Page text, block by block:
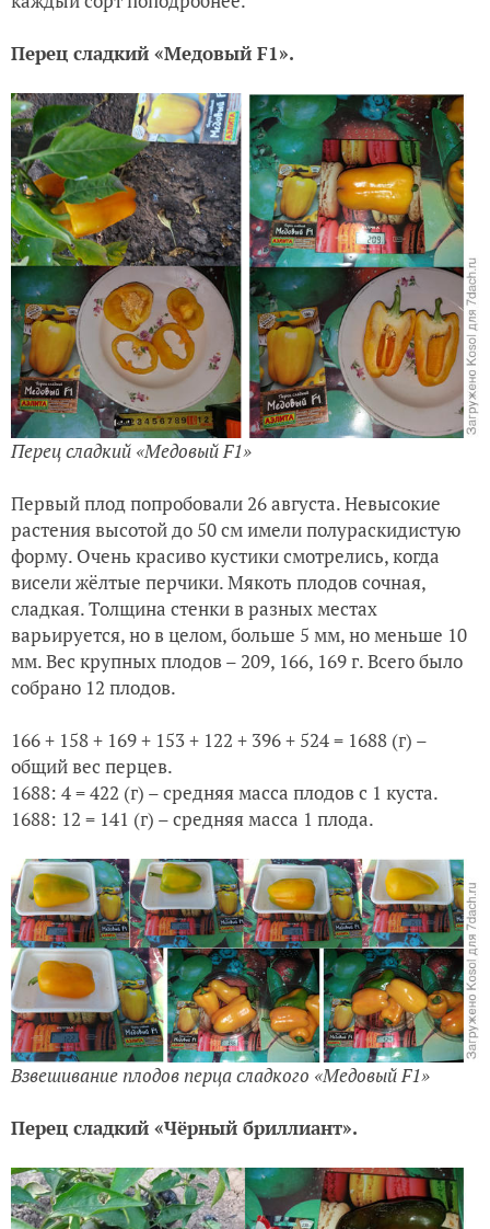
Перец сладкий «Медовый F1».
Перец сладкий «Медовый F1»
Первый плод попробовали 26 августа. Невысокие
растения высотой до 50 см имели полураскидистую
форму. Очень красиво кустики смотрелись, когда
висели жёлтые перчики. Мякоть плодов сочная,
сладкая. Толщина стенки в разных местах
варьируется, но в целом, больше 5 мм, но меньше 10
мм. Вес крупных плодов – 209, 166, 169 г. Всего было
собрано 12 плодов.
166 + 158 + 169 + 153 + 122 + 396 + 524 = 1688 (г) –
общий вес перцев.
1688: 4 = 422 (г) – средняя масса плодов с 1 куста.
1688: 12 = 141 (г) – средняя масса 1 плода.
Взвешивание плодов перца сладкого «Медовый F1»
Перец сладкий «Чёрный бриллиант».